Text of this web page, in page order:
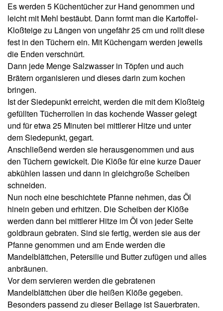
Es werden 5 Küchentücher zur Hand genommen und
leicht mit Mehl bestäubt. Dann formt man die Kartoffel-
Kloßteige zu Längen von ungefähr 25 cm und rollt diese
fest in den Tüchern ein. Mit Küchengarn werden jeweils
die Enden verschnürt.
Dann jede Menge Salzwasser in Töpfen und auch
Brätern organisieren und dieses darin zum kochen
bringen.
Ist der Siedepunkt erreicht, werden die mit dem Kloßteig
gefüllten Tücherrollen in das kochende Wasser gelegt
und für etwa 25 Minuten bei mittlerer Hitze und unter
dem Siedepunkt, gegart.
Anschließend werden sie herausgenommen und aus
den Tüchern gewickelt. Die Klöße für eine kurze Dauer
abkühlen lassen und dann in gleichgroße Scheiben
schneiden.
Nun noch eine beschichtete Pfanne nehmen, das Öl
hinein geben und erhitzen. Die Scheiben der Klöße
werden dann bei mittlerer Hitze im Öl von jeder Seite
goldbraun gebraten. Sind sie fertig, werden sie aus der
Pfanne genommen und am Ende werden die
Mandelblättchen, Petersilie und Butter zufügen und alles
anbräunen.
Vor dem servieren werden die gebratenen
Mandelblättchen über die heißen Klöße gegeben.
Besonders passend zu dieser Beilage ist Sauerbraten.